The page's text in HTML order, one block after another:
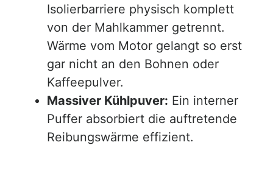
Isolierbarriere physisch komplett
von der Mahlkammer getrennt.
Wärme vom Motor gelangt so erst
gar nicht an den Bohnen oder
Kaffeepulver.
Massiver Kühlpuver: Ein interner
Puffer absorbiert die auftretende
Reibungswärme effizient.